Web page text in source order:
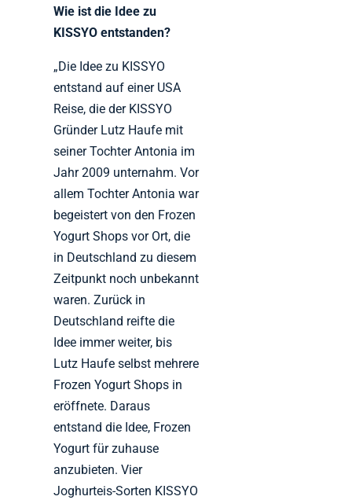
Wie ist die Idee zu
KISSYO entstanden?
„Die Idee zu KISSYO
entstand auf einer USA
Reise, die der KISSYO
Gründer Lutz Haufe mit
seiner Tochter Antonia im
Jahr 2009 unternahm. Vor
allem Tochter Antonia war
begeistert von den Frozen
Yogurt Shops vor Ort, die
in Deutschland zu diesem
Zeitpunkt noch unbekannt
waren. Zurück in
Deutschland reifte die
Idee immer weiter, bis
Lutz Haufe selbst mehrere
Frozen Yogurt Shops in
eröffnete. Daraus
entstand die Idee, Frozen
Yogurt für zuhause
anzubieten. Vier
Joghurteis-Sorten KISSYO